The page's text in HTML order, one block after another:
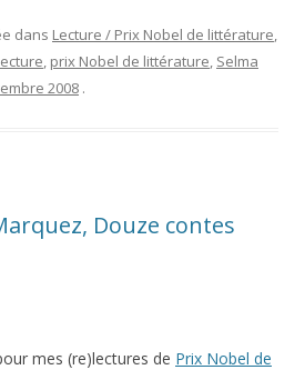
dans Lecture / Prix Nobel de littérature,
, prix Nobel de littérature, Selma
2008 .
Douze contes
mes (re)lectures de Prix Nobel de